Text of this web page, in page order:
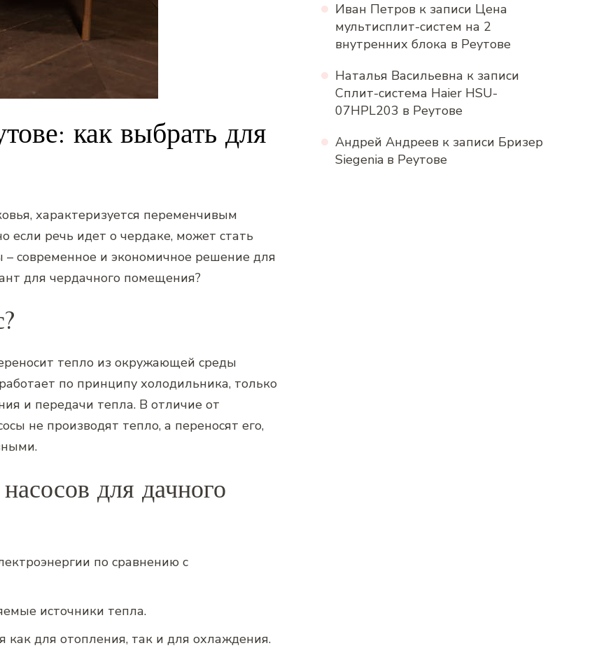
как выбрать для
характеризуется переменчивым
если речь идет о чердаке‚ может стать
современное и экономичное решение для
для чердачного помещения?
тепло из окружающей среды
по принципу холодильника‚ только
и передачи тепла. В отличие от
не производят тепло‚ а переносят его‚
для дачного
по сравнению с
источники тепла.
как для отопления‚ так и для охлаждения.
Иван Петров к записи Цена
мультисплит-систем на 2
внутренних блока в Реутове
Наталья Васильевна к записи
Сплит-система Haier HSU-
07HPL203 в Реутове
Андрей Андреев к записи Бризер
Siegenia в Реутове